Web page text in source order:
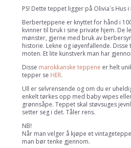
PS! Dette teppet ligger på Olivia´s Hus i
Berberteppene er knyttet for hånd i
kvinner til bruk i sine private hjem. De
mønster, gjerne med bruk av
historie. Lekne og iøyenfallende.
moten. Et lite kunstverk man har
Disse marokkanske teppene er helt
tepper se HER.
Ull er selvrensende og om du er
enkelt tørkes opp med baby wipes
grønnsåpe. Teppet skal støvsuges
setter seg i det. Tåler rens.
NB!
Når man velger å kjøpe et
man bør tenke gjennom.